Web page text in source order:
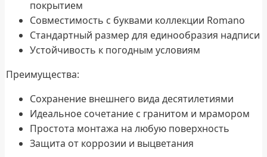
покрытием
Совместимость с буквами коллекции Romano
Стандартный размер для единообразия надписи
Устойчивость к погодным условиям
Преимущества:
Сохранение внешнего вида десятилетиями
Идеальное сочетание с гранитом и мрамором
Простота монтажа на любую поверхность
Защита от коррозии и выцветания